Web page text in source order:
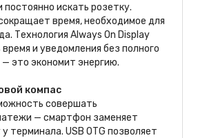
искать розетку.
время, необходимое для
Технология Always On Display
и уведомления без полного
это экономит энергию.
компас
совершать
— смартфон заменяет
терминала. USB OTG позволяет